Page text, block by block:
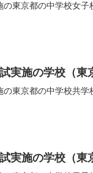
東京都の中学校女子
実施の学校（東
東京都の中学校共学
実施の学校（東